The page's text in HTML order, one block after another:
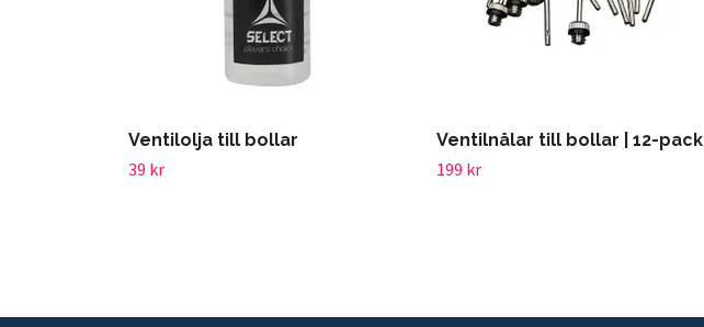
Ventilolja till bollar
39 kr
Ventilnålar till bollar | 12-pack
199 kr